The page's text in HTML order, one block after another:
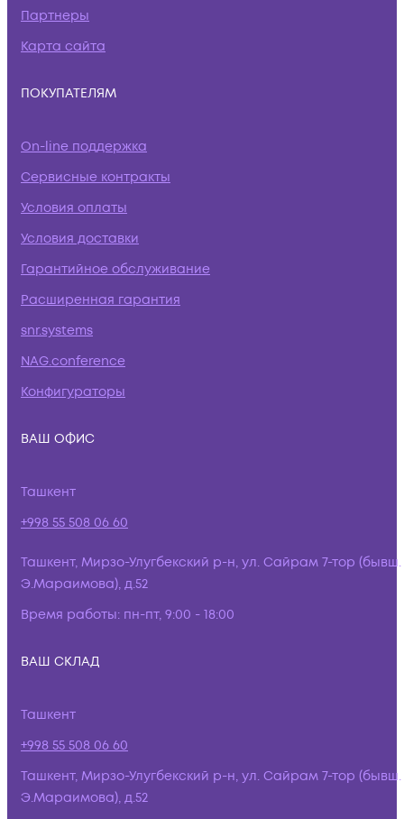
Партнеры
Карта сайта
ПОКУПАТЕЛЯМ
On-line поддержка
Сервисные контракты
Условия оплаты
Условия доставки
Гарантийное обслуживание
Расширенная гарантия
snr.systems
NAG.conference
Конфигураторы
ВАШ ОФИС
Ташкент
+998 55 508 06 60
Ташкент, Мирзо-Улугбекский р-н, ул. Сайрам 7-тор (бывш.
Э.Мараимова), д.52
Время работы: пн-пт, 9:00 - 18:00
ВАШ СКЛАД
Ташкент
+998 55 508 06 60
Ташкент, Мирзо-Улугбекский р-н, ул. Сайрам 7-тор (бывш.
Э.Мараимова), д.52